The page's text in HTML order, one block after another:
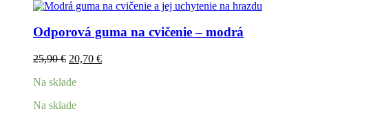
Odporová guma na cvičenie – modrá
25,90€ Pôvodná
bola:
20,70 €Aktuálna
Na sklade
Na sklade